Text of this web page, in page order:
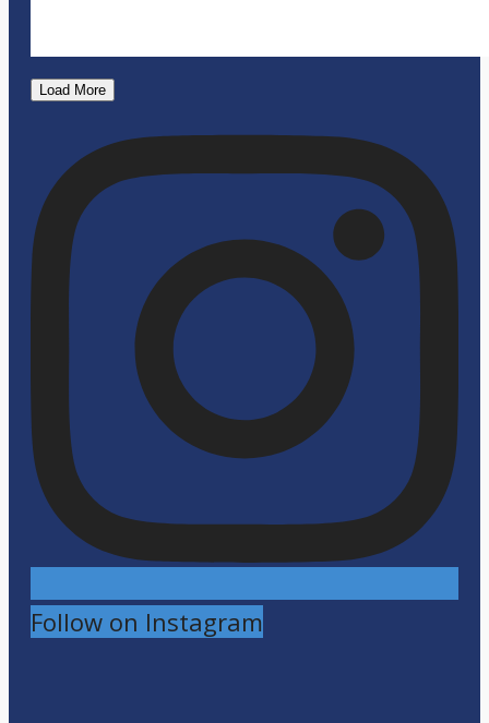
Load More
Follow on Instagram